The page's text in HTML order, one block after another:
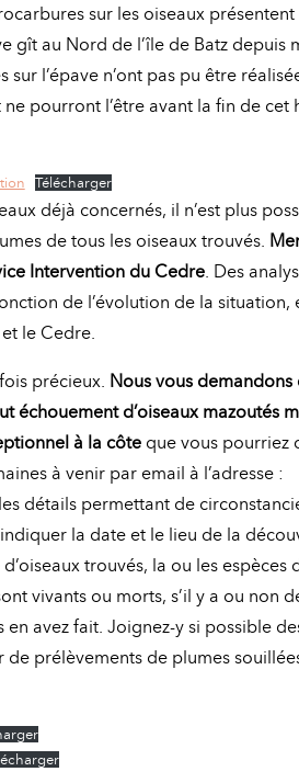
sur les oiseaux
gît au Nord de l’île de Batz depuis
l’épave n’ont pas pu être
pourront l’être avant la fin de cet
Télécharger
déjà concernés, il n’est plus
de tous les oiseaux trouvés.
Intervention du Cedre. Des
de l’évolution de la situation,
le Cedre.
précieux. Nous vous demandons
échouement d’oiseaux mazoutés
à la côteque vous pourriez
à venir par email à l’adresse :
détails permettant de
la date et le lieu de la
trouvés, la ou les espèces
vivants ou morts, s’il y a ou non
en avez fait. Joignez-y si possible
de prélèvements de plumes